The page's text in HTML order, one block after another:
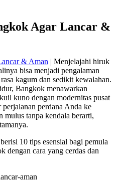
Agar Lancar &
& Aman | Menjelajahi hiruk
bisa menjadi pengalaman
kagum dan sedikit kewalahan.
Bangkok menawarkan
kuno dengan modernitas pusat
perdana Anda ke
mulus tanpa kendala berarti,
10 tips esensial bagi pemula
dengan cara yang cerdas dan